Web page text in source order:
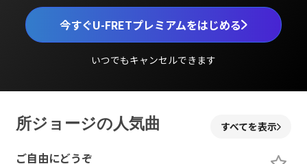
今すぐU-FRETプレミアムをはじめる
いつでもキャンセルできます
所ジョージの人気曲 すべてを表示
ご自由にどうぞ